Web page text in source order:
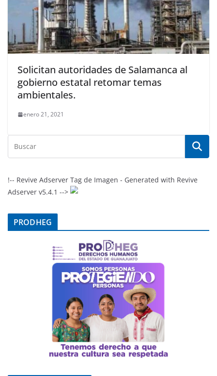
Solicitan autoridades de Salamanca al
gobierno estatal retomar temas
ambientales.
enero 21, 2021
!-- Revive Adserver Tag de Imagen - Generated with Revive
Adserver v5.4.1 -->
PRODHEG